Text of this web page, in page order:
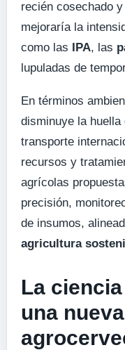
recién cosechado
mejoraría la
como las IPA, las
lupuladas de
En términos
disminuye la huella
transporte
recursos y
agrícolas
precisión,
de insumos,
agricultura
La
una